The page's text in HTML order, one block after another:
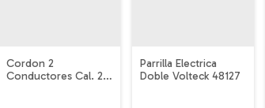
Cordon 2
Conductores Cal. 2
Parrilla Electrica
Doble Volteck 48127